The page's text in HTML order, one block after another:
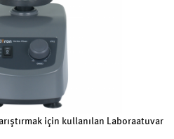
için kullanılan Laboraatuvar